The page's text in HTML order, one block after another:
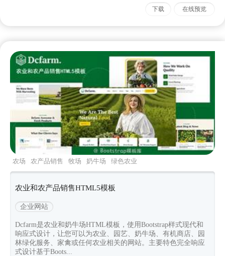
下载 在线预览
农场 农产品销售 牧场 奶牛场 绿色农业
农业和农产品销售HTML5模板
企业网站
Dcfarm是农业和奶牛场HTML模板，使用Bootstrap样式现代和
响应式设计，让您可以为农业、园艺、奶牛场、有机商店、园
林绿化服务、家禽或任何农业相关的网站。主要特色完全响应
式设计基于Boots...